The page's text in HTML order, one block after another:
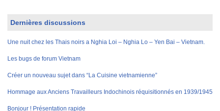
Dernières discussions
Une nuit chez les Thais noirs a Nghia Loi – Nghia Lo – Yen Bai – Vietnam.
Les bugs de forum Vietnam
Créer un nouveau sujet dans “La Cuisine vietnamienne”
Hommage aux Anciens Travailleurs Indochinois réquisitionnés en 1939/1945
Bonjour ! Présentation rapide